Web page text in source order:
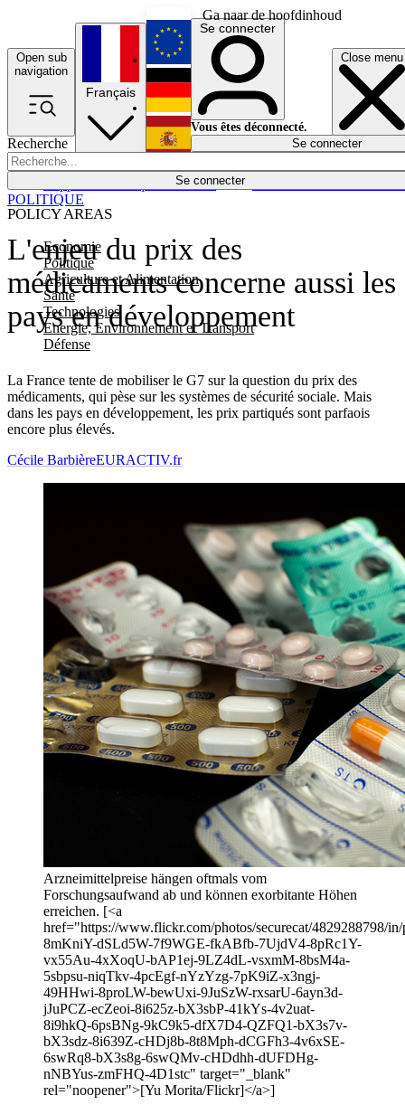
Ga naar de hoofdinhoud
Open sub
navigation
Close menu
Recherche
Se connecter
POLICY AREAS
Economie
Politique
Agriculture et Alimentation
Santé
Technologies
Energie, Environnement et Transport
Défense
Économie
Français
English
Deutsch
Español
Se connecter
Vous êtes déconnecté.
Se connecter
L'enjeu du prix des
médicaments concerne aussi les
pays en développement
La France tente de mobiliser le G7 sur la question du prix des
médicaments, qui pèse sur les systèmes de sécurité sociale. Mais
dans les pays en développement, les prix partiqués sont parfaois
encore plus élevés.
POLITIQUE
Cécile BarbièreEURACTIV.fr
Arzneimittelpreise hängen oftmals vom
Forschungsaufwand ab und können exorbitante Höhen
erreichen. [<a
href="https://www.flickr.com/photos/securecat/4829288798/
8mKniY-dSLd5W-7f9WGE-fkABfb-7UjdV4-8pRc1Y-
vx55Au-4xXoqU-bAP1ej-9LZ4dL-vsxmM-8bsM4a-
5sbpsu-niqTkv-4pcEgf-nYzYzg-7pK9iZ-x3ngj-
49HHwi-8proLW-bewUxi-9JuSzW-rxsarU-6ayn3d-
jJuPCZ-ecZeoi-8i625z-bX3sbP-41kYs-4v2uat-
8i9hkQ-6psBNg-9kC9k5-dfX7D4-QZFQ1-bX3s7v-
bX3sdz-8i639Z-cHDj8b-8t8Mph-dCGFh3-4v6xSE-
6swRq8-bX3s8g-6swQMv-cHDdhh-dUFDHg-
nNBYus-zmFHQ-4D1stc" target="_blank"
rel="noopener">[Yu Morita/Flickr]</a>]